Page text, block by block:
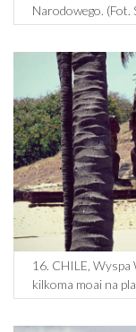
Narodowego. (Fot.
16. CHILE, Wyspa
kilkoma moai na